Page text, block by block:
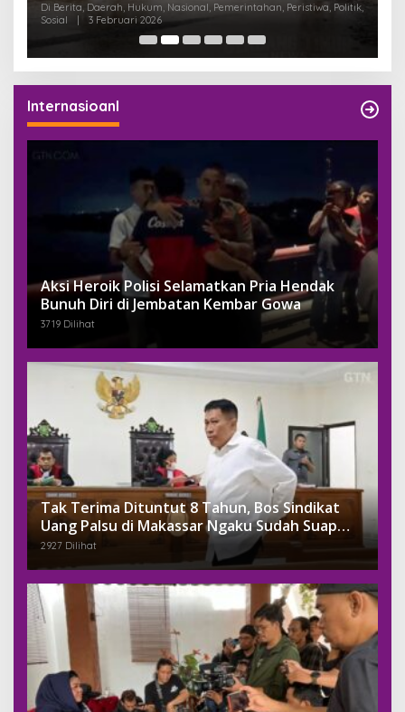
Di Berita, Daerah, Hukum, Nasional, Pemerintahan, Peristiwa, Politik,
Sosial
3 Februari 2026
Internasioanl
Aksi Heroik Polisi Selamatkan Pria Hendak
Bunuh Diri di Jembatan Kembar Gowa
3719 Dilihat
Tak Terima Dituntut 8 Tahun, Bos Sindikat
Uang Palsu di Makassar Ngaku Sudah Suap
Jaksa Dengan Miliaran
2927 Dilihat